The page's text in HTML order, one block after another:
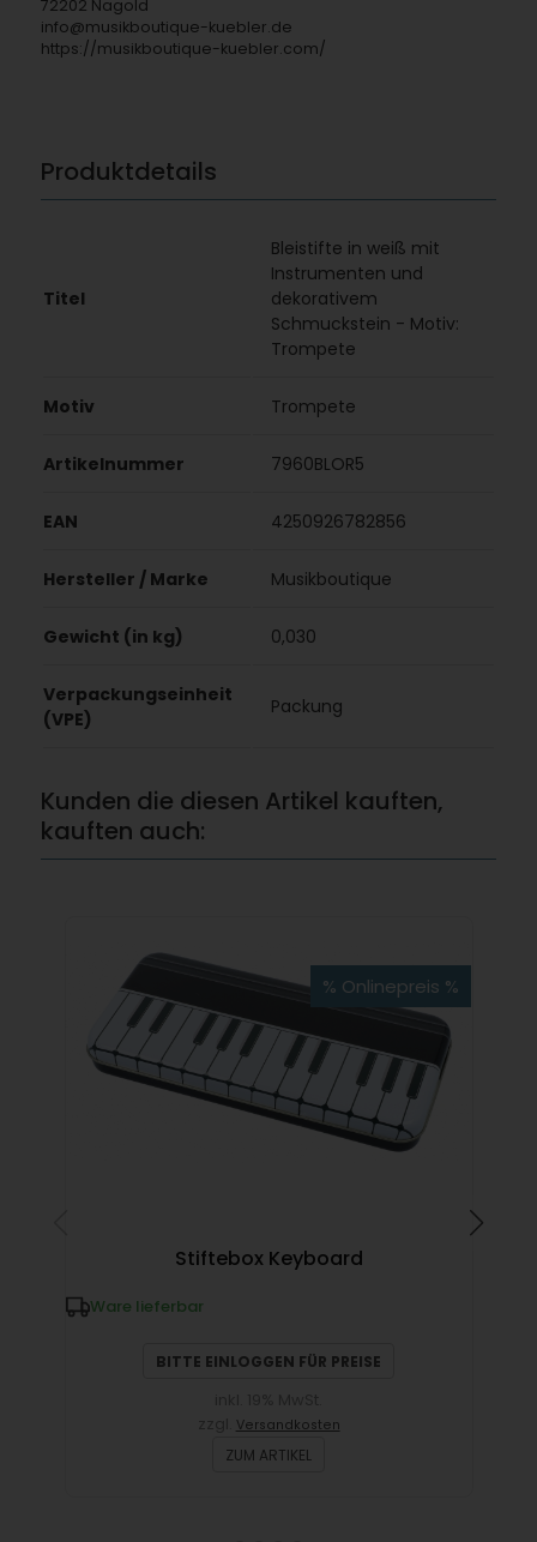
72202 Nagold
info@musikboutique-kuebler.de
https://musikboutique-kuebler.com/
Produktdetails
Titel
Bleistifte in weiß mit
Instrumenten und
dekorativem
Schmuckstein - Motiv:
Trompete
Motiv Trompete
Artikelnummer 7960BLOR5
EAN 4250926782856
Hersteller / Marke Musikboutique
Gewicht (in kg) 0,030
Verpackungseinheit
(VPE)
Packung
Kunden die diesen Artikel kauften,
kauften auch:
% Onlinepreis %
Stiftebox Keyboard
Ware lieferbar
BITTE EINLOGGEN FÜR PREISE
Versandkosten
ZUM ARTIKEL